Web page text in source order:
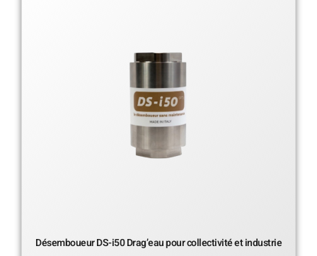
Désemboueur DS-i50 Drag’eau pour collectivité et industrie